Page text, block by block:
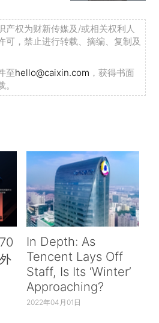
产权为财新传媒及/或相关权利人
可，禁止进行转载、摘编、复制及
至hello@caixin.com ，获得书面
In Depth: As
Tencent Lays Off
Staff, Is Its ‘Winter’
Approaching?
2022年04月01日